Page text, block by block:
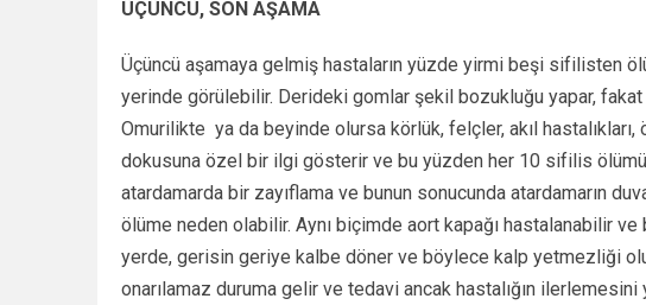
ÜÇÜNCÜ, SON AŞAMA
Üçüncü aşamaya gelmiş hastaların yüzde yirmi beşi sifilisten
yerinde görülebilir. Derideki gomlar şekil bozukluğu yapar,
Omurilikte ya da beyinde olursa körlük, felçler, akıl
dokusuna özel bir ilgi gösterir ve bu yüzden her 10 sifilis
atardamarda bir zayıflama ve bunun sonucunda atardamarın
ölüme neden olabilir. Aynı biçimde aort kapağı hastalanabilir
yerde, gerisin geriye kalbe döner ve böylece kalp yetmezliği
onarılamaz duruma gelir ve tedavi ancak hastalığın